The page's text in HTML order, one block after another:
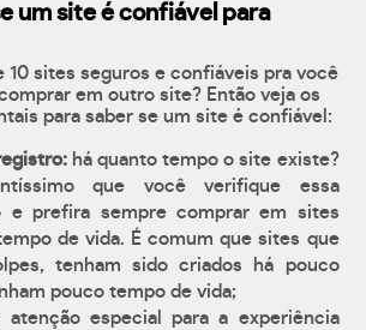
um site é confiável para
10 sites seguros e confiáveis pra você
em outro site? Então veja os
para saber se um site é confiável:
há quanto tempo o site existe?
que você verifique essa
e prefira sempre comprar em sites
de vida. É comum que sites que
tenham sido criados há pouco
pouco tempo de vida;
atenção especial para a experiência